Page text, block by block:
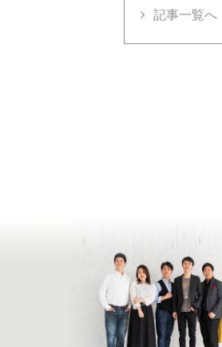
記事一覧へ